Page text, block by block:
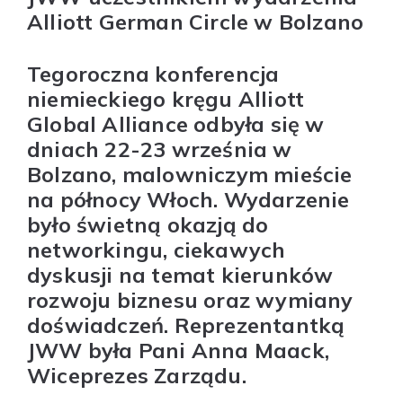
Alliott German Circle w Bolzano
Tegoroczna konferencja
niemieckiego kręgu Alliott
Global Alliance odbyła się w
dniach 22-23 września w
Bolzano, malowniczym mieście
na północy Włoch. Wydarzenie
było świetną okazją do
networkingu, ciekawych
dyskusji na temat kierunków
rozwoju biznesu oraz wymiany
doświadczeń. Reprezentantką
JWW była Pani Anna Maack,
Wiceprezes Zarządu.